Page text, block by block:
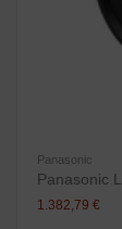
Panasonic
Panasonic
1.382,79 €